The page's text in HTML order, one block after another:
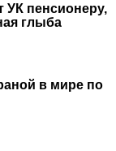
УК пенсионеру,
глыба
в мире по